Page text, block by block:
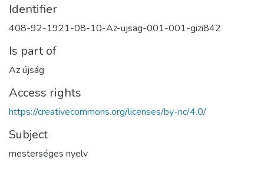
Identifier
408-92-1921-08-10-Az-ujsag-001-001-gizi842
Is part of
Az újság
Access rights
https://creativecommons.org/licenses/by-nc/4.0/
Subject
mesterséges nyelv